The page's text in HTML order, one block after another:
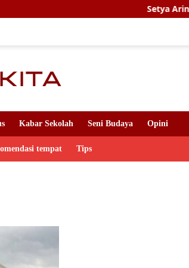
Setya Arinugroho:
Kabar Sekolah Seni Budaya Opini
tempat Tips